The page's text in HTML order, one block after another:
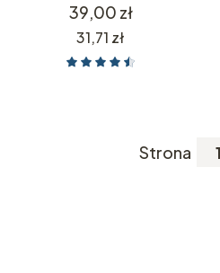
Cena
39,00 zł
Cena
31,71 zł
Strona